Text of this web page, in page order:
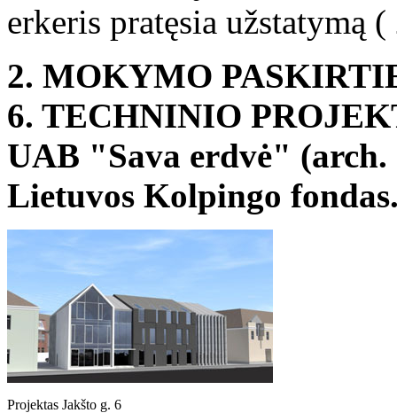
erkeris pratęsia užstatymą
2. MOKYMO
6. TECHNINIO
UAB "Sava erdvė" (arch.
Lietuvos Kolpingo
Projektas Jakšto g. 6